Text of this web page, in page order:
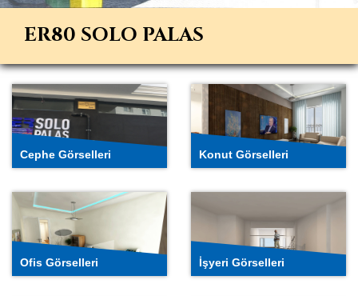
ER80 SOLO PALAS
Cephe Görselleri
Cephe
Konut Görselleri
Konut
Ofis Görselleri
Ofis
Görselleri
İşyeri Görselleri
İşyeri
Görselleri
Kat Planları Yapı Krokisi